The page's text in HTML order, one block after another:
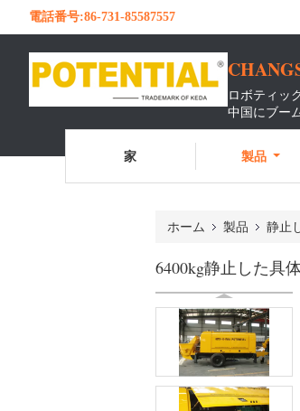
電話番号:86-731-85587557
ロボティッ
中国にブー
家 製品
ホーム 製品 静止
6400kg静止した具